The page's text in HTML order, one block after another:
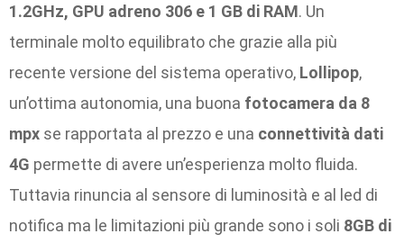
1.2GHz, GPU adreno 306 e 1 GB di RAM. Un
terminale molto equilibrato che grazie alla più
recente versione del sistema operativo, Lollipop,
un’ottima autonomia, una buona fotocamera da 8
mpx se rapportata al prezzo e una connettività dati
4G permette di avere un’esperienza molto fluida.
Tuttavia rinuncia al sensore di luminosità e al led di
notifica ma le limitazioni più grande sono i soli 8GB di